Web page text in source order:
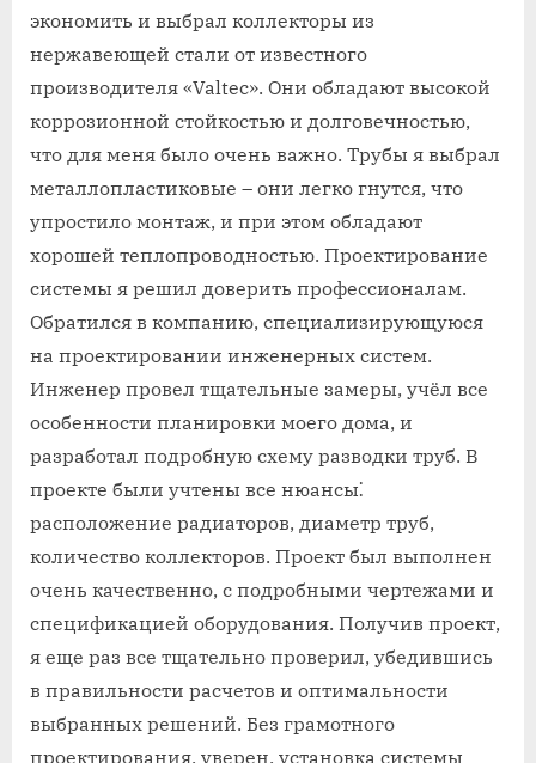
экономить и выбрал коллекторы из
нержавеющей стали от известного
производителя «Valtec». Они обладают высокой
коррозионной стойкостью и долговечностью‚
что для меня было очень важно. Трубы я выбрал
металлопластиковые – они легко гнутся‚ что
упростило монтаж‚ и при этом обладают
хорошей теплопроводностью. Проектирование
системы я решил доверить профессионалам.
Обратился в компанию‚ специализирующуюся
на проектировании инженерных систем.
Инженер провел тщательные замеры‚ учёл все
особенности планировки моего дома‚ и
разработал подробную схему разводки труб. В
проекте были учтены все нюансы⁚
расположение радиаторов‚ диаметр труб‚
количество коллекторов. Проект был выполнен
очень качественно‚ с подробными чертежами и
спецификацией оборудования. Получив проект‚
я еще раз все тщательно проверил‚ убедившись
в правильности расчетов и оптимальности
выбранных решений. Без грамотного
проектирования‚ уверен‚ установка системы